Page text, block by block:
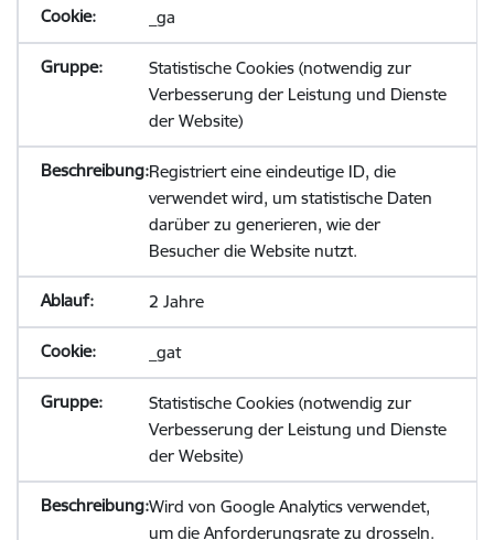
_ga
Statistische Cookies (notwendig zur
Verbesserung der Leistung und Dienste
der Website)
Registriert eine eindeutige ID, die
verwendet wird, um statistische Daten
darüber zu generieren, wie der
Besucher die Website nutzt.
2 Jahre
_gat
Statistische Cookies (notwendig zur
Verbesserung der Leistung und Dienste
der Website)
Wird von Google Analytics verwendet,
um die Anforderungsrate zu drosseln.